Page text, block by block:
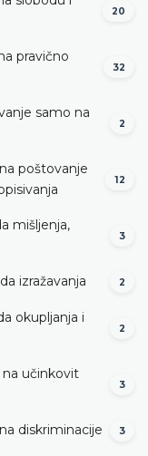
20
pravično
32
samo na
2
poštovanje
12
mišljenja,
3
izražavanja 2
okupljanja i
2
na učinkovit
3
diskriminacije 3